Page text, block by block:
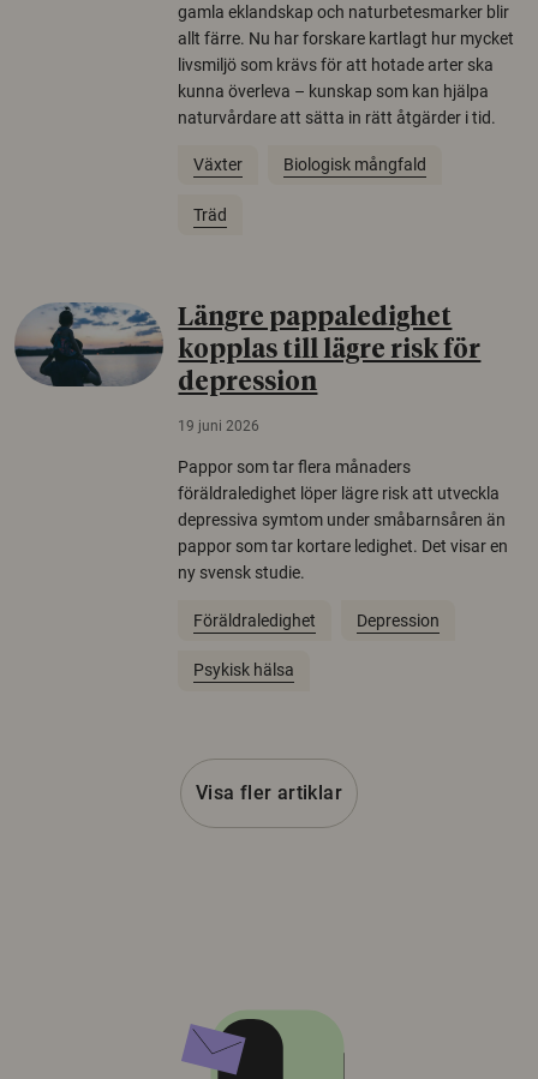
gamla eklandskap och naturbetesmarker blir
allt färre. Nu har forskare kartlagt hur mycket
livsmiljö som krävs för att hotade arter ska
kunna överleva – kunskap som kan hjälpa
naturvårdare att sätta in rätt åtgärder i tid.
Växter Biologisk mångfald
Träd
Längre pappaledighet
kopplas till lägre risk för
depression
19 juni 2026
Pappor som tar flera månaders
föräldraledighet löper lägre risk att utveckla
depressiva symtom under småbarnsåren än
pappor som tar kortare ledighet. Det visar en
ny svensk studie.
Föräldraledighet Depression
Psykisk hälsa
Visa fler artiklar